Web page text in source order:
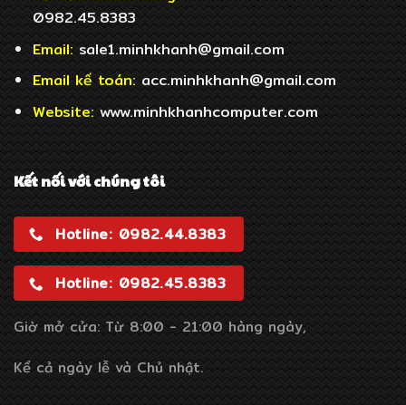
0982.45.8383
Email: sale1.minhkhanh@gmail.com
Email kế toán: acc.minhkhanh@gmail.com
Website: www.minhkhanhcomputer.com
Kết nối với chúng tôi
Hotline: 0982.44.8383
Hotline: 0982.45.8383
Giờ mở cửa: Từ 8:00 - 21:00 hàng ngày,
Kể cả ngày lễ và Chủ nhật.